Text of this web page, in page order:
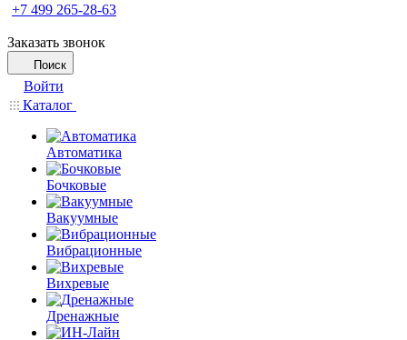
+7 499 265-28-63
Заказать звонок
Поиск
Войти
Каталог
Автоматика
Бочковые
Вакуумные
Вибрационные
Вихревые
Дренажные